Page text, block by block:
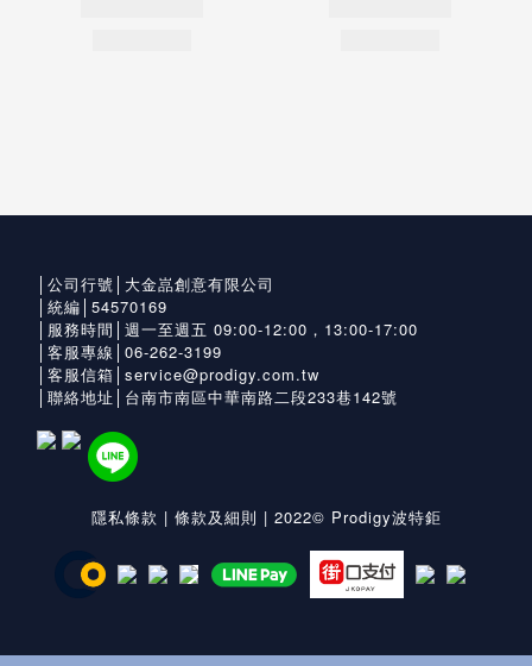
│公司行號│大金嵓創意有限公司
│統編│54570169
│服務時間│週一至週五 09:00-12:00，13:00-17:00
│客服專線│06-262-3199
│客服信箱│service@prodigy.com.tw
│聯絡地址│台南市南區中華南路二段233巷142號
隱私條款 | 條款及細則 | 2022© Prodigy波特鉅